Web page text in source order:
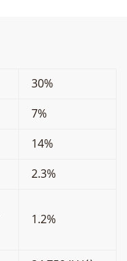
30%
7%
14%
2.3%
1.2%